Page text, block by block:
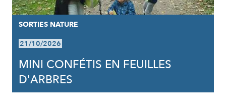
SORTIES NATURE
21/10/2026
MINI CONFÉTIS EN FEUILLES
D'ARBRES